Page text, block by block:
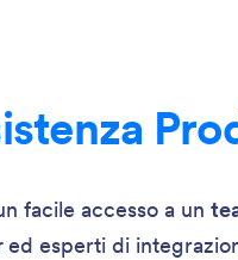
facile accesso a un
ed esperti di